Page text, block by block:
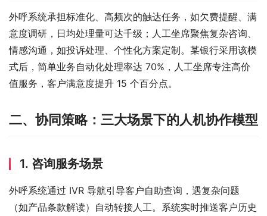
外呼系统承担标准化、高频次的触达任务，如欠费提醒、满
意度调研，日均处理量可达千级；人工坐席聚焦复杂咨询、
情感沟通，如投诉处理、个性化方案定制。某银行采用该模
式后，简单业务自动化处理率达 70%，人工坐席专注高价
值服务，客户满意度提升 15 个百分点。
二、协同策略：三大场景下的人机协作模型
1. 咨询服务场景
外呼系统通过 IVR 导航引导客户自助查询，遇复杂问题
（如产品条款解读）自动转接人工。系统实时推送客户历史